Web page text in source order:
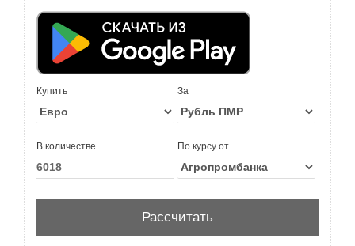
Купить За
В количестве По курсу от